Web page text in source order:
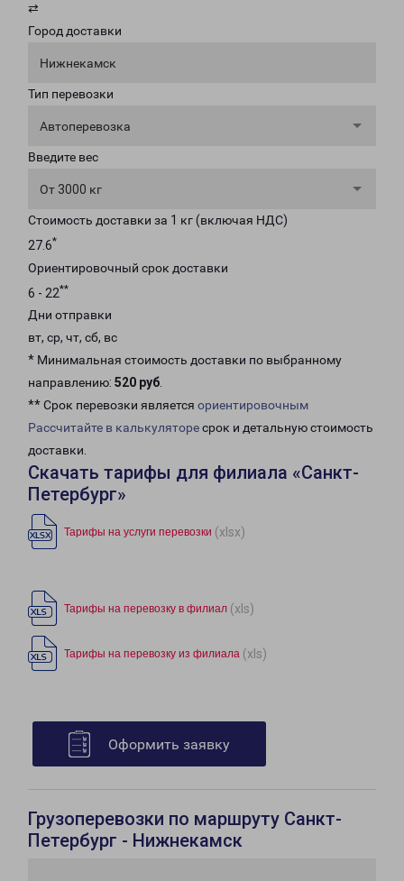
⇄
Город доставки
Нижнекамск
Тип перевозки
Автоперевозка
Введите вес
От 3000 кг
Стоимость доставки за 1 кг (включая НДС)
27.6*
Ориентировочный срок доставки
6 - 22**
Дни отправки
вт, ср, чт, сб, вс
* Минимальная стоимость доставки по выбранному
направлению: 520 руб.
** Срок перевозки является ориентировочным
Рассчитайте в калькуляторесрок и детальную стоимость
доставки.
Скачать тарифы для филиала «Санкт-
Петербург»
Тарифы на услуги перевозки (xlsx)
Тарифы на перевозку в филиал (xls)
Тарифы на перевозку из филиала (xls)
Оформить заявку
Грузоперевозки по маршруту Санкт-
Петербург - Нижнекамск